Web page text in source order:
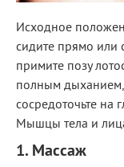
Исходное
сидите прямо или
примите позу
полным
сосредоточьте на
Мышцы тела и
1. Массаж